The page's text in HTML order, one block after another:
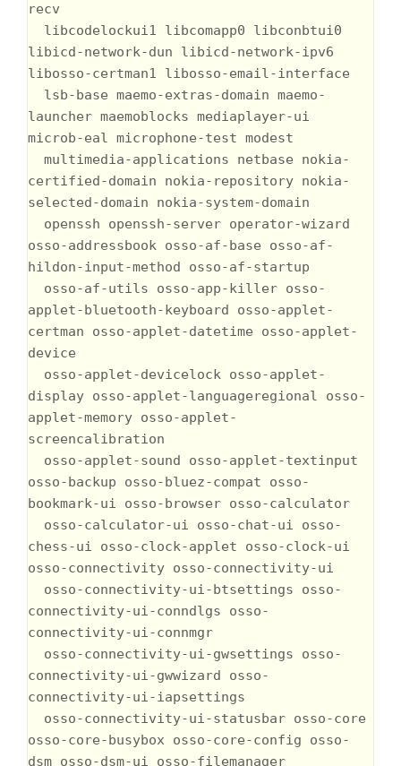
recv
libicd-network-dun libicd-network-ipv6
libosso-certman1 libosso-email-interface
launcher maemoblocks mediaplayer-ui
microb-eal microphone-test modest
certified-domain nokia-repository nokia-
selected-domain nokia-system-domain
osso-addressbook osso-af-base osso-af-
hildon-input-method osso-af-startup
applet-bluetooth-keyboard osso-applet-
certman osso-applet-datetime osso-applet-
device
display osso-applet-languageregional osso-
applet-memory osso-applet-
screencalibration
osso-backup osso-bluez-compat osso-
bookmark-ui osso-browser osso-calculator
chess-ui osso-clock-applet osso-clock-ui
osso-connectivity osso-connectivity-ui
connectivity-ui-conndlgs osso-
connectivity-ui-connmgr
connectivity-ui-gwwizard osso-
connectivity-ui-iapsettings
osso-core-busybox osso-core-config osso-
dsm osso-dsm-ui osso-filemanager